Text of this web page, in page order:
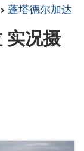
蓬塔德尔加达
实况摄